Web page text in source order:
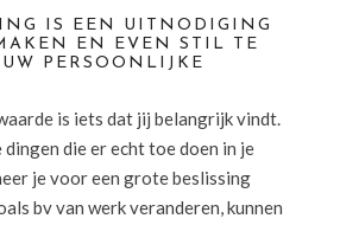
IS EEN UITNODIGING
EN EVEN STIL TE
PERSOONLIJKE
is iets dat jij belangrijk vindt.
dingen die er echt toe doen in je
je voor een grote beslissing
bv van werk veranderen, kunnen